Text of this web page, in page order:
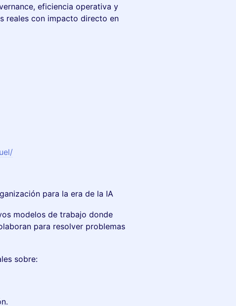
eficiencia operativa y
reales con impacto directo en
para la era de la IA
modelos de trabajo donde
para resolver problemas
sobre: